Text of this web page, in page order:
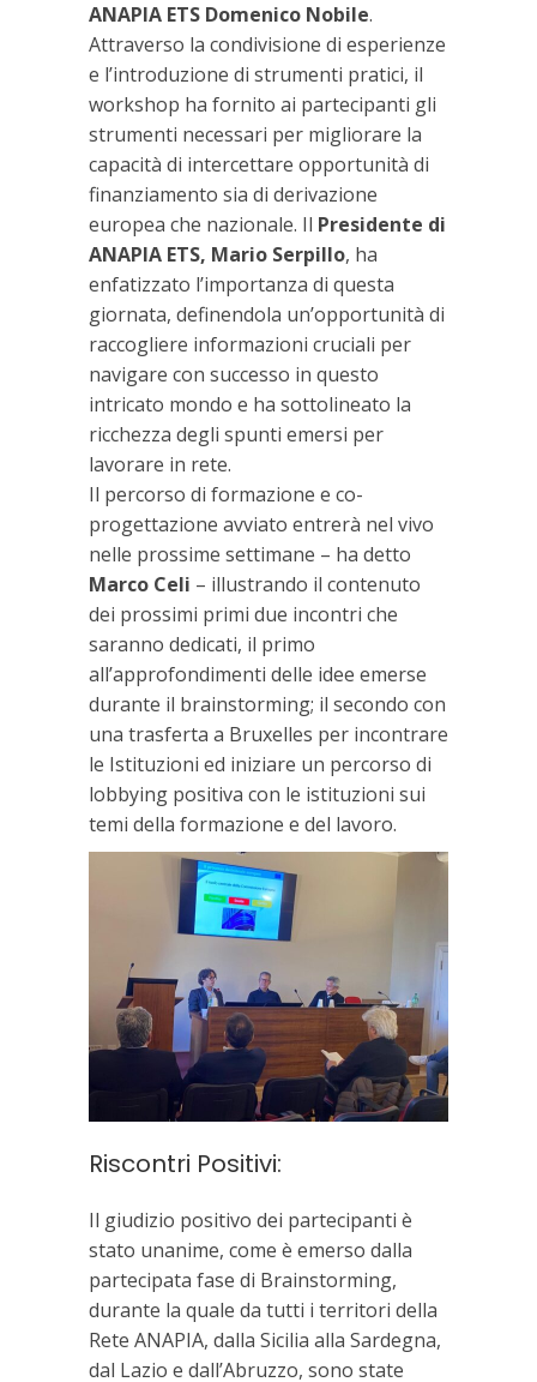
ANAPIA ETS Domenico Nobile.
Attraverso la condivisione di esperienze
e l’introduzione di strumenti pratici, il
workshop ha fornito ai partecipanti gli
strumenti necessari per migliorare la
capacità di intercettare opportunità di
finanziamento sia di derivazione
europea che nazionale. Il Presidente di
ANAPIA ETS, Mario Serpillo, ha
enfatizzato l’importanza di questa
giornata, definendola un’opportunità di
raccogliere informazioni cruciali per
navigare con successo in questo
intricato mondo e ha sottolineato la
ricchezza degli spunti emersi per
lavorare in rete.
Il percorso di formazione e co-
progettazione avviato entrerà nel vivo
nelle prossime settimane – ha detto
Marco Celi – illustrando il contenuto
dei prossimi primi due incontri che
saranno dedicati, il primo
all’approfondimenti delle idee emerse
durante il brainstorming; il secondo con
una trasferta a Bruxelles per incontrare
le Istituzioni ed iniziare un percorso di
lobbying positiva con le istituzioni sui
temi della formazione e del lavoro.
Riscontri Positivi:
Il giudizio positivo dei partecipanti è
stato unanime, come è emerso dalla
partecipata fase di Brainstorming,
durante la quale da tutti i territori della
Rete ANAPIA, dalla Sicilia alla Sardegna,
dal Lazio e dall’Abruzzo, sono state